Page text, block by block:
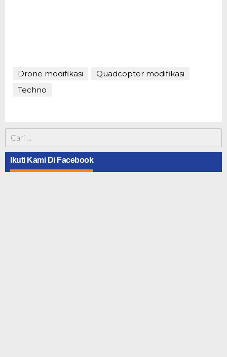
Drone modifikasi
Quadcopter modifikasi
Techno
Cari
untuk:
Ikuti Kami Di Facebook